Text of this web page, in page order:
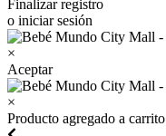
Finalizar registro
o iniciar sesión
×
Aceptar
×
Producto agregado a carrito